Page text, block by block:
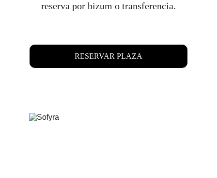
reserva por bizum o transferencia.
RESERVAR PLAZA